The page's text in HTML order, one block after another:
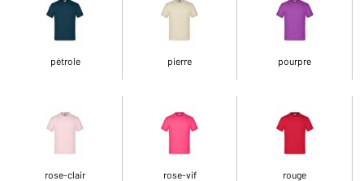
pétrole pierre pourpre
rose-clair rose-vif rouge